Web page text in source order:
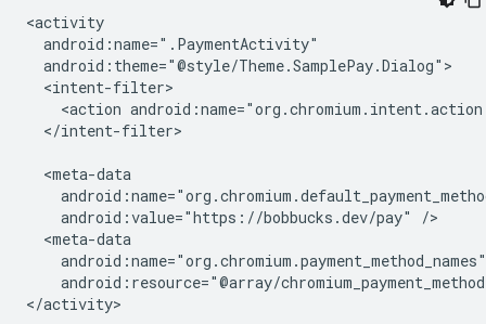
<action
</intent-filter>
android:value="https://bobbucks.dev/pay"
android:resource="@array/